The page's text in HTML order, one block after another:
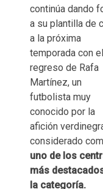
continúa dando
a su plantilla de
a la próxima
temporada con el
regreso de Rafa
Martínez, un
futbolista muy
conocido por la
afición
considerado
uno de los
más
la categoría.